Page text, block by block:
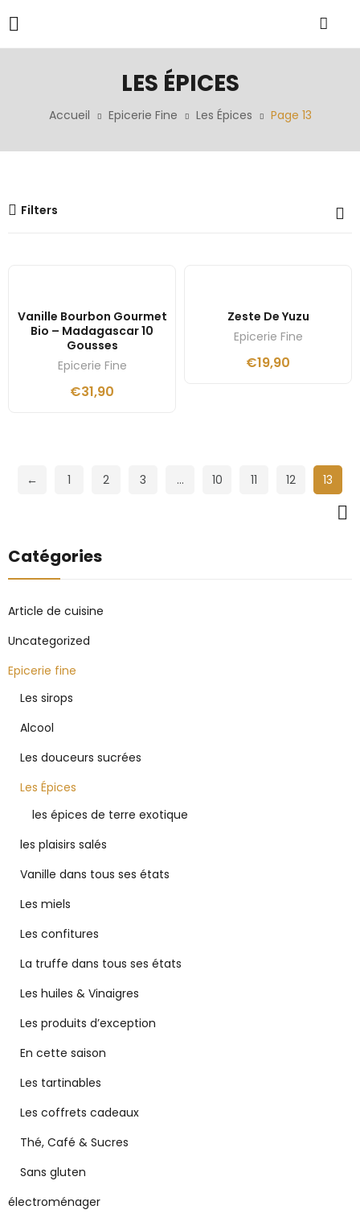
LES ÉPICES
Accueil Epicerie Fine Les Épices Page 13
Filters
Vanille Bourbon Gourmet
Bio – Madagascar 10
Gousses
Epicerie Fine
€31,90
Zeste De Yuzu
Epicerie Fine
€19,90
← 1 2 3 … 10 11 12 13
Catégories
Article de cuisine
Uncategorized
Epicerie fine
Les sirops
Alcool
Les douceurs sucrées
Les Épices
les épices de terre exotique
les plaisirs salés
Vanille dans tous ses états
Les miels
Les confitures
La truffe dans tous ses états
Les huiles & Vinaigres
Les produits d’exception
En cette saison
Les tartinables
Les coffrets cadeaux
Thé, Café & Sucres
Sans gluten
électroménager